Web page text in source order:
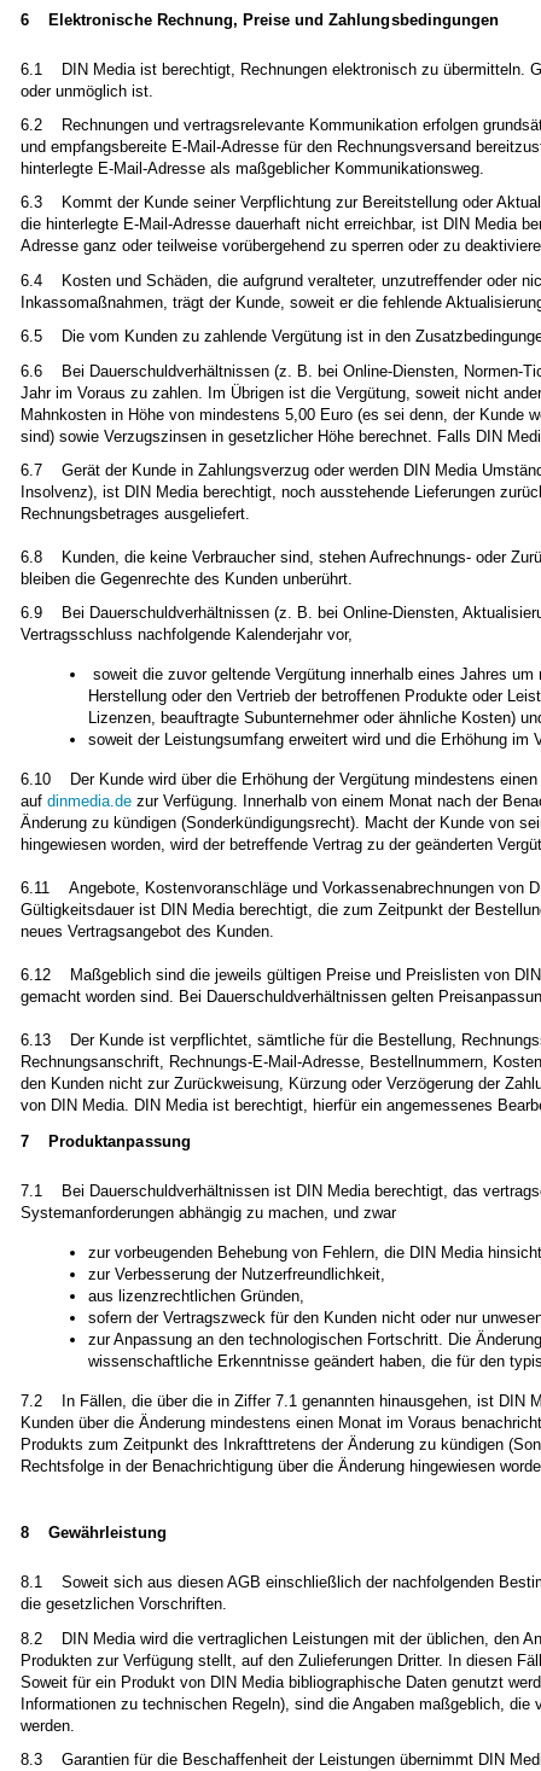
6 Elektronische Rechnung, Preise und Zahlungsbedingungen
6.1 DIN Media ist berechtigt, Rechnungen elektronisch zu übermitteln.
oder unmöglich ist.
6.2 Rechnungen und vertragsrelevante Kommunikation erfolgen
und empfangsbereite E-Mail-Adresse für den Rechnungsversand
hinterlegte E-Mail-Adresse als maßgeblicher Kommunikationsweg.
6.3 Kommt der Kunde seiner Verpflichtung zur Bereitstellung oder
die hinterlegte E-Mail-Adresse dauerhaft nicht erreichbar, ist DIN Media
Adresse ganz oder teilweise vorübergehend zu sperren oder zu
6.4 Kosten und Schäden, die aufgrund veralteter, unzutreffender oder
Inkassomaßnahmen, trägt der Kunde, soweit er die fehlende
6.5 Die vom Kunden zu zahlende Vergütung ist in den
6.6 Bei Dauerschuldverhältnissen (z. B. bei Online-Diensten, Normen-
Jahr im Voraus zu zahlen. Im Übrigen ist die Vergütung, soweit nicht
Mahnkosten in Höhe von mindestens 5,00 Euro (es sei denn, der Kunde
sind) sowie Verzugszinsen in gesetzlicher Höhe berechnet. Falls DIN
6.7 Gerät der Kunde in Zahlungsverzug oder werden DIN Media
Insolvenz), ist DIN Media berechtigt, noch ausstehende Lieferungen
Rechnungsbetrages ausgeliefert.
6.8 Kunden, die keine Verbraucher sind, stehen Aufrechnungs- oder
bleiben die Gegenrechte des Kunden unberührt.
6.9 Bei Dauerschuldverhältnissen (z. B. bei Online-Diensten,
Vertragsschluss nachfolgende Kalenderjahr vor,
soweit die zuvor geltende Vergütung innerhalb eines Jahres
Herstellung oder den Vertrieb der betroffenen Produkte oder
Lizenzen, beauftragte Subunternehmer oder ähnliche Kosten)
soweit der Leistungsumfang erweitert wird und die Erhöhung
6.10 Der Kunde wird über die Erhöhung der Vergütung mindestens
auf dinmedia.de zur Verfügung. Innerhalb von einem Monat nach der
Änderung zu kündigen (Sonderkündigungsrecht). Macht der Kunde von
hingewiesen worden, wird der betreffende Vertrag zu der geänderten
6.11 Angebote, Kostenvoranschläge und Vorkassenabrechnungen von
Gültigkeitsdauer ist DIN Media berechtigt, die zum Zeitpunkt der
neues Vertragsangebot des Kunden.
6.12 Maßgeblich sind die jeweils gültigen Preise und Preislisten von
gemacht worden sind. Bei Dauerschuldverhältnissen gelten
6.13 Der Kunde ist verpflichtet, sämtliche für die Bestellung,
Rechnungsanschrift, Rechnungs-E-Mail-Adresse, Bestellnummern,
den Kunden nicht zur Zurückweisung, Kürzung oder Verzögerung der
von DIN Media. DIN Media ist berechtigt, hierfür ein angemessenes
7 Produktanpassung
7.1 Bei Dauerschuldverhältnissen ist DIN Media berechtigt, das
Systemanforderungen abhängig zu machen, und zwar
zur vorbeugenden Behebung von Fehlern, die DIN Media
zur Verbesserung der Nutzerfreundlichkeit,
aus lizenzrechtlichen Gründen,
sofern der Vertragszweck für den Kunden nicht oder nur
zur Anpassung an den technologischen Fortschritt. Die
wissenschaftliche Erkenntnisse geändert haben, die für den
7.2 In Fällen, die über die in Ziffer 7.1 genannten hinausgehen, ist DIN
Kunden über die Änderung mindestens einen Monat im Voraus
Produkts zum Zeitpunkt des Inkrafttretens der Änderung zu kündigen
Rechtsfolge in der Benachrichtigung über die Änderung hingewiesen
8 Gewährleistung
8.1 Soweit sich aus diesen AGB einschließlich der nachfolgenden
die gesetzlichen Vorschriften.
8.2 DIN Media wird die vertraglichen Leistungen mit der üblichen, den
Produkten zur Verfügung stellt, auf den Zulieferungen Dritter. In diesen
Soweit für ein Produkt von DIN Media bibliographische Daten genutzt
Informationen zu technischen Regeln), sind die Angaben maßgeblich,
werden.
8.3 Garantien für die Beschaffenheit der Leistungen übernimmt DIN